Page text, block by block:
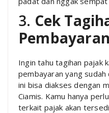
3. Cek
Pembayaran
Ingin tahu tagihan pajak
pembayaran yang sudah
ini bisa diakses dengan
Ciamis. Kamu hanya
terkait pajak akan